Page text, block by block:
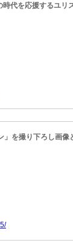
代を応援するユリ
」を撮り下ろし画像